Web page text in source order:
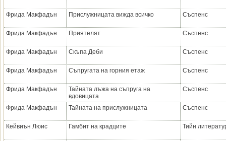
Фрида Макфадън Прислужницата вижда всичко Съспенс
Фрида Макфадън Приятелят Съспенс
Фрида Макфадън Скъпа Деби Съспенс
Фрида Макфадън Съпругата на горния етаж Съспенс
Фрида Макфадън
Тайната лъжа на съпруга на
вдовицата
Съспенс
Фрида Макфадън Тайната на прислужницата Съспенс
Кейвиън Люис Гамбит на крадците Тийн